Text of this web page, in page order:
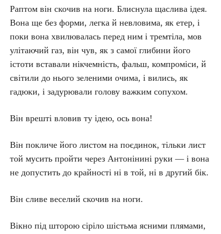
Раптом він скочив на ноги. Блиснула щаслива ідея.
Вона ще без форми, легка й невловима, як етер, і
поки вона хвилювалась перед ним і тремтіла, мов
улітаючий газ, він чув, як з самої глибини його
істоти вставали нікчемність, фальш, компроміси, й
світили до нього зеленими очима, і вились, як
гадюки, і задурювали голову важким сопухом.
Він врешті вловив ту ідею, ось вона!
Він покличе його листом на поєдинок, тільки лист
той мусить пройти через Антонінині руки — і вона
не допустить до крайності ні в той, ні в другий бік.
Він сливе веселий скочив на ноги.
Вікно під шторою сіріло шістьма ясними плямами,